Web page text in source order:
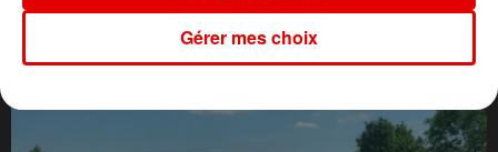
Gérer mes choix